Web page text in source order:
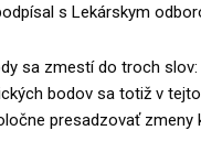
s Lekárskym
sa zmestí do troch
bodov sa totiž v
presadzovať zmeny